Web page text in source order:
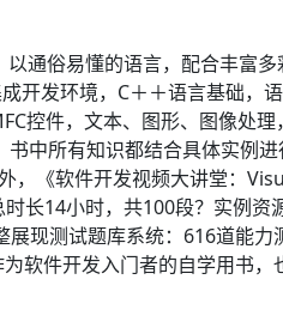
通俗易懂的语言，配合丰富
开发环境，C＋＋语言基础，
控件，文本、图形、图像处
中所有知识都结合具体实例
《软件开发视频大讲堂：
长14小时，共100段？实例
现测试题库系统：616道能
软件开发入门者的自学用书